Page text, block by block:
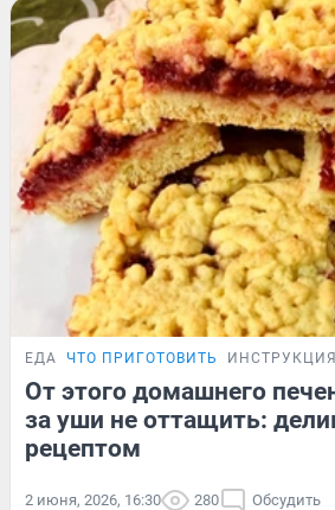
ЕДА ЧТО ПРИГОТОВИТЬ ИНСТРУКЦИЯ
От этого домашнего
за уши не оттащить:
рецептом
2 июня, 2026, 16:30 280 Обсудить